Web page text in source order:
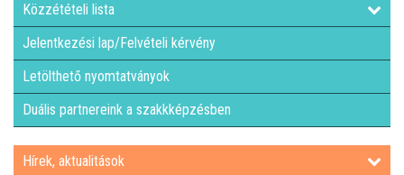
Közzétételi lista
Jelentkezési lap/Felvételi kérvény
Letölthető nyomtatványok
Duális partnereink a szakkképzésben
Hírek, aktualitások